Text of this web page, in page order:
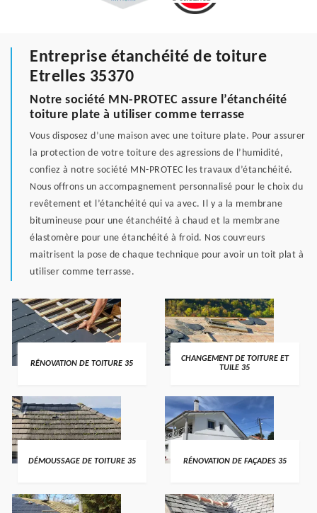
Entreprise étanchéité de toiture
Etrelles 35370
Notre société MN-PROTEC assure l’étanchéité
toiture plate à utiliser comme terrasse
Vous disposez d’une maison avec une toiture plate. Pour assurer
la protection de votre toiture des agressions de l’humidité,
confiez à notre société MN-PROTEC les travaux d’étanchéité.
Nous offrons un accompagnement personnalisé pour le choix du
revêtement et l’étanchéité qui va avec. Il y a la membrane
bitumineuse pour une étanchéité à chaud et la membrane
élastomère pour une étanchéité à froid. Nos couvreurs
maitrisent la pose de chaque technique pour avoir un toit plat à
utiliser comme terrasse.
RÉNOVATION DE TOITURE 35
CHANGEMENT DE TOITURE ET
TUILE 35
DÉMOUSSAGE DE TOITURE 35 RÉNOVATION DE FAÇADES 35